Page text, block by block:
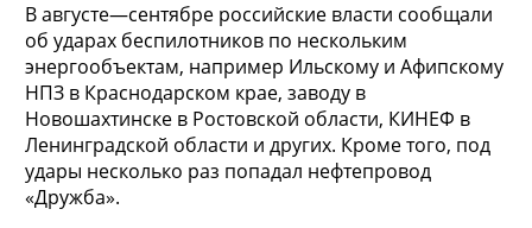
В августе—сентябре российские власти сообщали
об ударах беспилотников по нескольким
энергообъектам, например Ильскому и Афипскому
НПЗ в Краснодарском крае, заводу в
Новошахтинске в Ростовской области, КИНЕФ в
Ленинградской области и других. Кроме того, под
удары несколько раз попадал нефтепровод
«Дружба».